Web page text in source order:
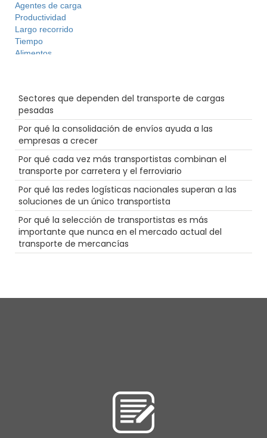
Agentes de carga
Productividad
Largo recorrido
Tiempo
Alimentos
Futuro
Resalte
Ferrocarril
Comercio electrónico
Reefer
LTl
Consejos
Gran equipo
Plano
Almacén
Agentes
Seguridad
Sectores que dependen del transporte de cargas
pesadas
Por qué la consolidación de envíos ayuda a las
empresas a crecer
Por qué cada vez más transportistas combinan el
transporte por carretera y el ferroviario
Por qué las redes logísticas nacionales superan a las
soluciones de un único transportista
Por qué la selección de transportistas es más
importante que nunca en el mercado actual del
transporte de mercancías